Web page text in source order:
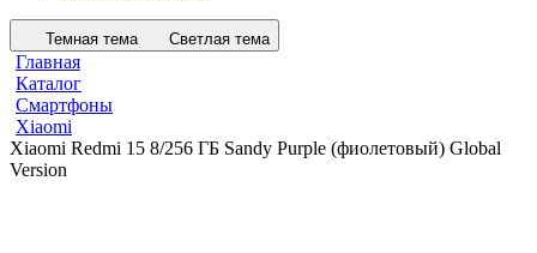
Темная тема Светлая тема
Главная
Каталог
Смартфоны
Xiaomi
Xiaomi Redmi 15 8/256 ГБ Sandy Purple (фиолетовый) Global
Version